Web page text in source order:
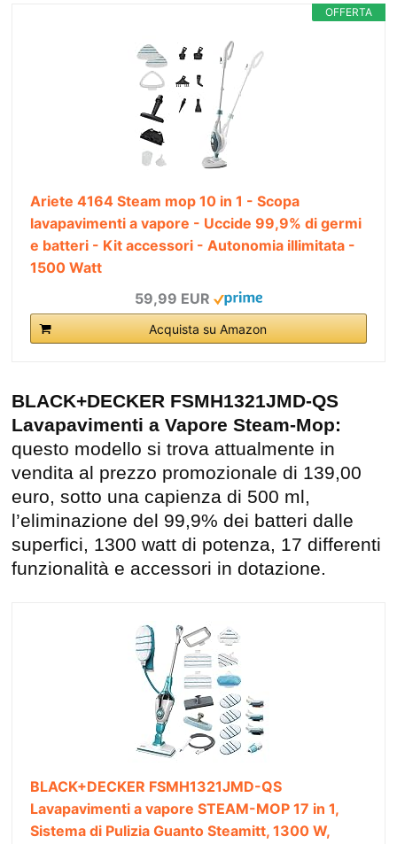
OFFERTA
Ariete 4164 Steam mop 10 in 1 - Scopa
lavapavimenti a vapore - Uccide 99,9% di germi
e batteri - Kit accessori - Autonomia illimitata -
1500 Watt
59,99 EUR
Acquista su Amazon
BLACK+DECKER FSMH1321JMD-QS
Lavapavimenti a Vapore Steam-Mop:
questo modello si trova attualmente in
vendita al prezzo promozionale di 139,00
euro, sotto una capienza di 500 ml,
l’eliminazione del 99,9% dei batteri dalle
superfici, 1300 watt di potenza, 17 differenti
funzionalità e accessori in dotazione.
BLACK+DECKER FSMH1321JMD-QS
Lavapavimenti a vapore STEAM-MOP 17 in 1,
Sistema di Pulizia Guanto Steamitt, 1300 W,